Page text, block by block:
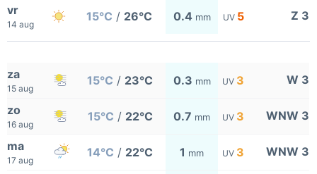
vr
14 aug
15°C / 26°C 0.4 mm UV 5 Z 3
za
15 aug
15°C / 23°C 0.3 mm UV 3 W 3
zo
16 aug
15°C / 22°C 0.7 mm UV 3 WNW 3
ma
17 aug
14°C / 22°C 1 mm UV 3 WNW 3